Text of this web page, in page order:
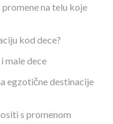
na telu koje
kod dece?
male dece
egzotične destinacije
s promenom